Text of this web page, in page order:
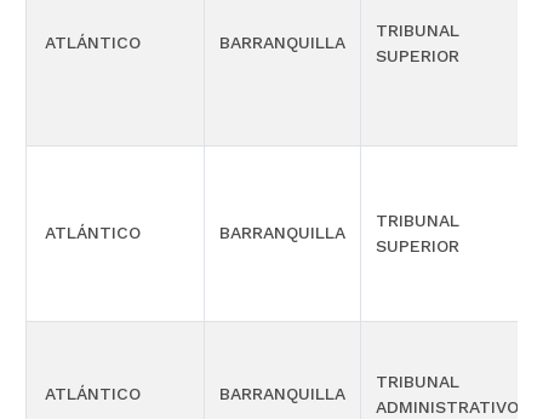
ATLÁNTICO BARRANQUILLA
TRIBUNAL
SUPERIOR
ATLÁNTICO BARRANQUILLA
TRIBUNAL
SUPERIOR
ATLÁNTICO BARRANQUILLA
TRIBUNAL
ADMINISTRATIVO